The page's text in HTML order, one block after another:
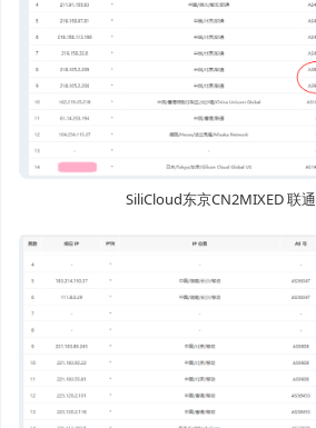
SiliCloud东京CN2MIXED 联